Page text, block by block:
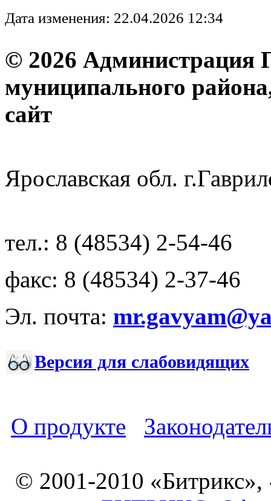
Дата изменения: 22.04.2026 12:34
© 2026 Администрация
муниципального
Ярославская обл.
тел.: 8 (48534) 2-54-46
факс: 8 (48534) 2-37-46
Эл. почта:
Версия для слабовидящих
О продукте
© 2001-2010 «Битрикс»,